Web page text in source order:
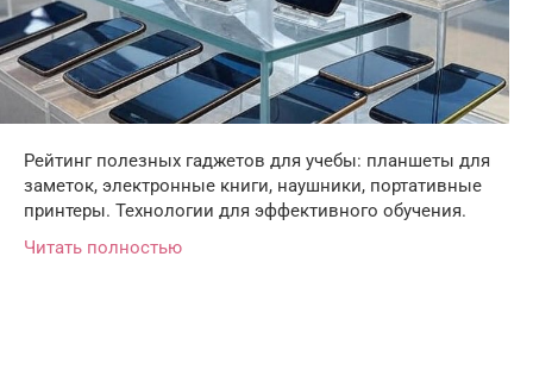
Рейтинг полезных гаджетов для учебы: планшеты для
заметок, электронные книги, наушники, портативные
принтеры. Технологии для эффективного обучения.
Читать полностью